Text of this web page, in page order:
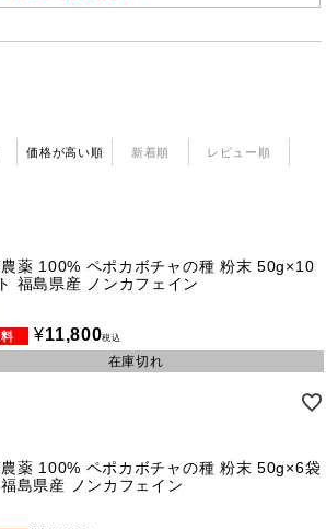
価格が高い順 新着順 レビュー順
薬 100% ペポカボチャの種 粉末 50g×10
福島県産 ノンカフェイン
¥11,800税込
在庫切れ
薬 100% ペポカボチャの種 粉末 50g×6袋
島県産 ノンカフェイン